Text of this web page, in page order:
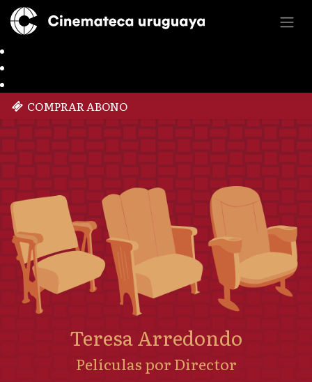
COMPRAR ABONO
Teresa Arredondo
Películas por Director